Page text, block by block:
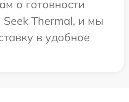
о готовности
Thermal, и мы
в удобное